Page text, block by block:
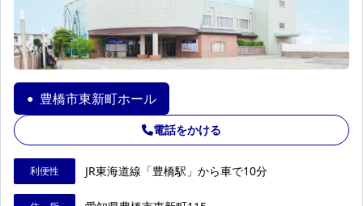
● 豊橋市東新町ホール
電話をかける
利便性 JR東海道線「豊橋駅」から車で10分